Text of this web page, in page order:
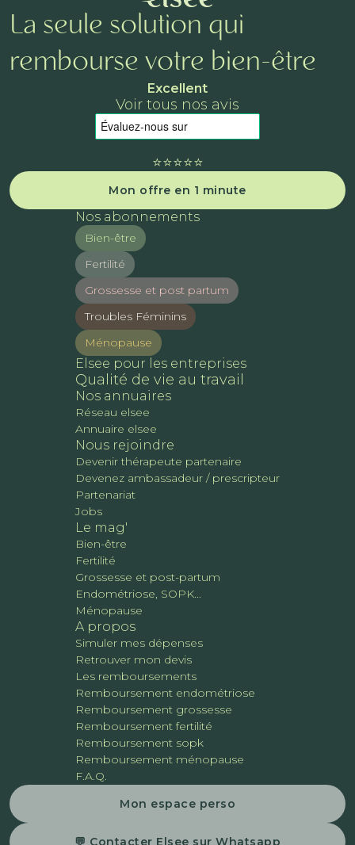
La seule solution qui
rembourse votre bien-être
Excellent
Voir tous nos avis
⭐️⭐️⭐️⭐️⭐️
Mon offre en 1 minute
Nos abonnements
Bien-être
Fertilité
Grossesse et post partum
Troubles Féminins
Ménopause
Elsee pour les entreprises
Qualité de vie au travail
Nos annuaires
Réseau elsee
Annuaire elsee
Nous rejoindre
Devenir thérapeute partenaire
Devenez ambassadeur / prescripteur
Partenariat
Jobs
Le mag'
Bien-être
Fertilité
Grossesse et post-partum
Endométriose, SOPK...
Ménopause
A propos
Simuler mes dépenses
Retrouver mon devis
Les remboursements
Remboursement endométriose
Remboursement grossesse
Remboursement fertilité
Remboursement sopk
Remboursement ménopause
F.A.Q.
Mon espace perso
💬 Contacter Elsee sur Whatsapp